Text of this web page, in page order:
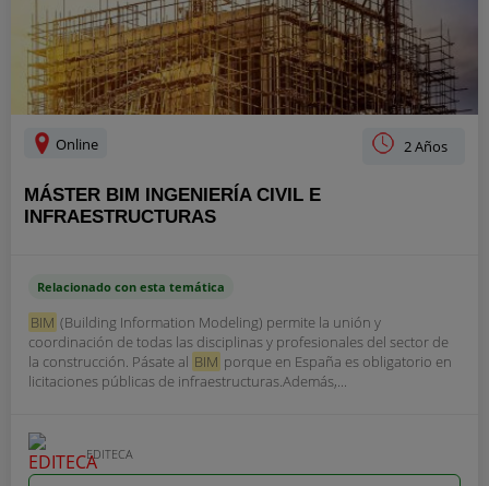
Online 2 Años
MÁSTER BIM INGENIERÍA CIVIL E
INFRAESTRUCTURAS
Relacionado con esta temática
BIM (Building Information Modeling) permite la unión y
coordinación de todas las disciplinas y profesionales del sector de
la construcción. Pásate al BIM porque en España es obligatorio en
licitaciones públicas de infraestructuras.Además,...
EDITECA